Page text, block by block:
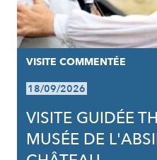
VISITE COMMENTÉE
18/09/2026
VISITE GUIDÉE
MUSÉE DE